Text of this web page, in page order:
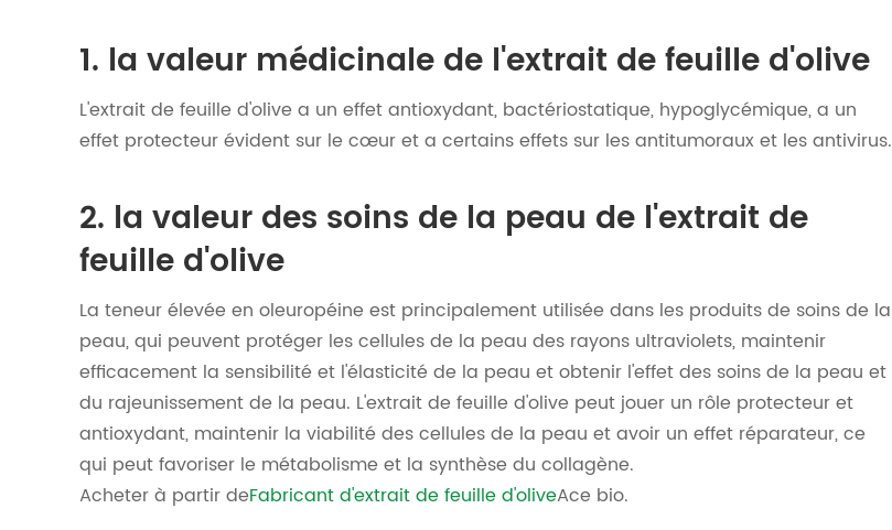
1. la valeur médicinale de l'extrait de feuille d'olive
L'extrait de feuille d'olive a un effet antioxydant, bactériostatique, hypoglycémique, a un
effet protecteur évident sur le cœur et a certains effets sur les antitumoraux et les antivirus.
2. la valeur des soins de la peau de l'extrait de
feuille d'olive
La teneur élevée en oleuropéine est principalement utilisée dans les produits de soins de la
peau, qui peuvent protéger les cellules de la peau des rayons ultraviolets, maintenir
efficacement la sensibilité et l'élasticité de la peau et obtenir l'effet des soins de la peau et
du rajeunissement de la peau. L'extrait de feuille d'olive peut jouer un rôle protecteur et
antioxydant, maintenir la viabilité des cellules de la peau et avoir un effet réparateur, ce
qui peut favoriser le métabolisme et la synthèse du collagène.
Acheter à partir deFabricant d'extrait de feuille d'oliveAce bio.